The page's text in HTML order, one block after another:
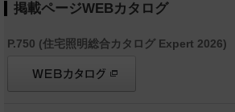
掲載ページWEBカタログ
P.750 (住宅照明総合カタログ Expert 2026)